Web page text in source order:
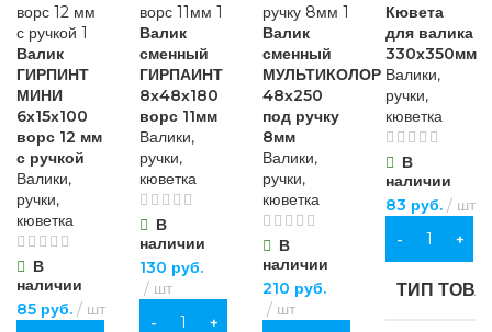
Валик
ГИРПИНТ
МИНИ
6х15х100
ворс 12 мм
с ручкой
Валики,
ручки,
кюветка
В
наличии
85 руб. шт
Валик
сменный
ГИРПАИНТ
8х48х180
ворс 11мм
Валики,
ручки,
кюветка
В
наличии
130 руб.
шт
В КОРЗИНУ
Валик
сменный
МУЛЬТИКОЛОР
48х250
под ручку
8мм
Валики,
ручки,
кюветка
В
наличии
210 руб.
шт
Кювета
для валика
330х350мм
Валики,
ручки,
кюветка
В
наличии
83 руб. шт
В КОРЗИНУ
ТИП